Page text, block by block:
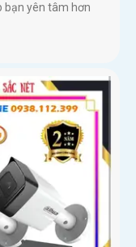
bạn yên tâm hơn